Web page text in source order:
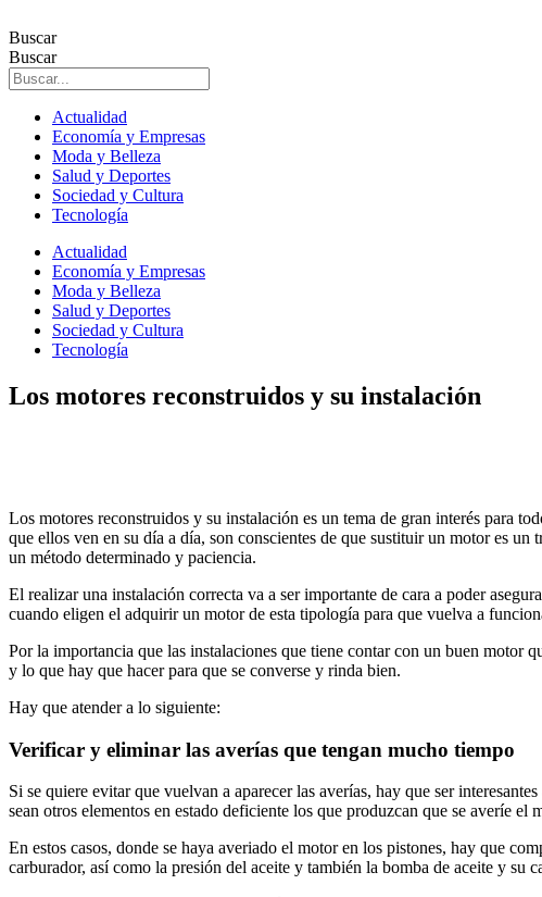
al
contenido
Buscar
Buscar
Actualidad
Economía y Empresas
Moda y Belleza
Salud y Deportes
Sociedad y Cultura
Tecnología
Actualidad
Economía y Empresas
Moda y Belleza
Salud y Deportes
Sociedad y Cultura
Tecnología
Los motores reconstruidos y su instalación
Los motores reconstruidos y su instalación es un tema de gran interés para
que ellos ven en su día a día, son conscientes de que sustituir un motor es
un método determinado y paciencia.
El realizar una instalación correcta va a ser importante de cara a poder
cuando eligen el adquirir un motor de esta tipología para que vuelva a
Por la importancia que las instalaciones que tiene contar con un buen motor
y lo que hay que hacer para que se converse y rinda bien.
Hay que atender a lo siguiente:
Verificar y eliminar las averías que tengan mucho tiempo
Si se quiere evitar que vuelvan a aparecer las averías, hay que ser
sean otros elementos en estado deficiente los que produzcan que se averíe
En estos casos, donde se haya averiado el motor en los pistones, hay que
carburador, así como la presión del aceite y también la bomba de aceite y su